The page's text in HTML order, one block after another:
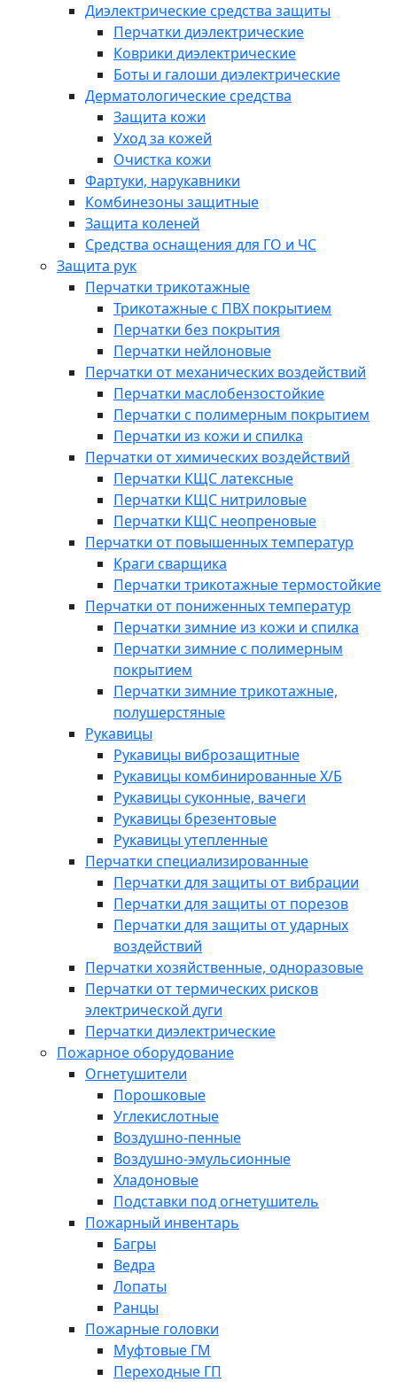
Диэлектрические средства защиты
Перчатки диэлектрические
Коврики диэлектрические
Боты и галоши диэлектрические
Дерматологические средства
Защита кожи
Уход за кожей
Очистка кожи
Фартуки, нарукавники
Комбинезоны защитные
Защита коленей
Средства оснащения для ГО и ЧС
Защита рук
Перчатки трикотажные
Трикотажные с ПВХ покрытием
Перчатки без покрытия
Перчатки нейлоновые
Перчатки от механических воздействий
Перчатки маслобензостойкие
Перчатки с полимерным покрытием
Перчатки из кожи и спилка
Перчатки от химических воздействий
Перчатки КЩС латексные
Перчатки КЩС нитриловые
Перчатки КЩС неопреновые
Перчатки от повышенных температур
Краги сварщика
Перчатки трикотажные термостойкие
Перчатки от пониженных температур
Перчатки зимние из кожи и спилка
Перчатки зимние с полимерным
покрытием
Перчатки зимние трикотажные,
полушерстяные
Рукавицы
Рукавицы виброзащитные
Рукавицы комбинированные Х/Б
Рукавицы суконные, вачеги
Рукавицы брезентовые
Рукавицы утепленные
Перчатки специализированные
Перчатки для защиты от вибрации
Перчатки для защиты от порезов
Перчатки для защиты от ударных
воздействий
Перчатки хозяйственные, одноразовые
Перчатки от термических рисков
электрической дуги
Перчатки диэлектрические
Пожарное оборудование
Огнетушители
Порошковые
Углекислотные
Воздушно-пенные
Воздушно-эмульсионные
Хладоновые
Подставки под огнетушитель
Пожарный инвентарь
Багры
Ведра
Лопаты
Ранцы
Пожарные головки
Муфтовые ГМ
Переходные ГП